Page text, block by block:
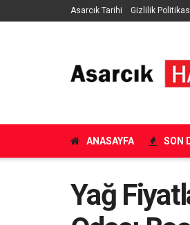
Asarcık Tarihi Gizlilik
ANASAYFA SON
Yağ